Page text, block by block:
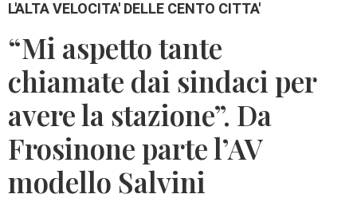
L'ALTA VELOCITA' DELLE CENTO CITTA'
“Mi aspetto tante
chiamate dai sindaci per
avere la stazione”. Da
Frosinone parte l’AV
modello Salvini